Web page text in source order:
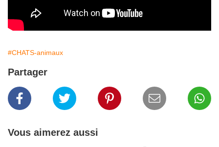
#CHATS-animaux
Partager
Vous aimerez aussi